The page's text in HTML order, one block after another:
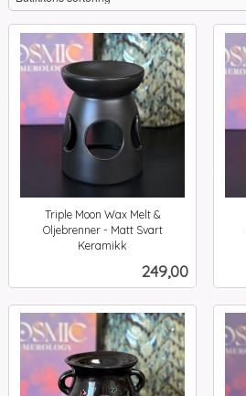
Triple Moon Wax Melt &
Oljebrenner - Matt Svart
Keramikk
Pris
249,00